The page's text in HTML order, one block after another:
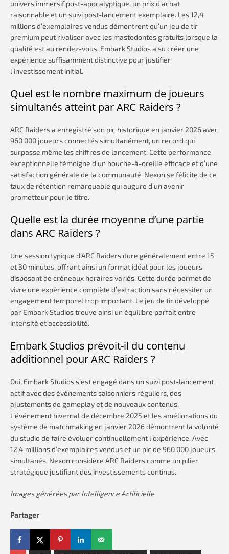
univers immersif post-apocalyptique, un prix d’achat
raisonnable et un suivi post-lancement exemplaire. Les 12,4
millions d’exemplaires vendus démontrent qu’un jeu de tir
premium peut rivaliser avec les mastodontes gratuits lorsque la
qualité est au rendez-vous. Embark Studios a su créer une
expérience suffisamment distinctive pour justifier
l’investissement initial.
Quel est le nombre maximum de joueurs
simultanés atteint par ARC Raiders ?
ARC Raiders a enregistré son pic historique en janvier 2026 avec
960 000 joueurs connectés simultanément, un record qui
surpasse même les chiffres de lancement. Cette performance
exceptionnelle témoigne d’un bouche-à-oreille efficace et d’une
satisfaction générale de la communauté. Nexon se félicite de ce
taux de rétention remarquable qui augure d’un avenir
prometteur pour le titre.
Quelle est la durée moyenne d’une partie
dans ARC Raiders ?
Une session typique d’ARC Raiders dure généralement entre 15
et 30 minutes, offrant ainsi un format idéal pour les joueurs
disposant de créneaux horaires variés. Cette durée permet de
vivre une expérience complète d’extraction sans nécessiter un
engagement temporel trop important. Le jeu de tir développé
par Embark Studios trouve ainsi un équilibre parfait entre
intensité et accessibilité.
Embark Studios prévoit-il du contenu
additionnel pour ARC Raiders ?
Oui, Embark Studios s’est engagé dans un suivi post-lancement
actif avec des événements saisonniers réguliers, des
ajustements de gameplay et de nouveaux contenus.
L’événement hivernal de décembre 2025 et les améliorations du
système de matchmaking en janvier 2026 démontrent la volonté
du studio de faire évoluer continuellement l’expérience. Avec
12,4 millions d’exemplaires vendus et un pic de 960 000 joueurs
simultanés, Nexon considère ARC Raiders comme un pilier
stratégique justifiant des investissements continus.
Images générées par Intelligence Artificielle
Partager